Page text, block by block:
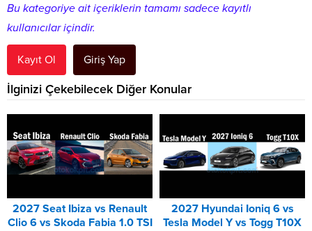
Bu kategoriye ait içeriklerin tamamı sadece kayıtlı
kullanıcılar içindir.
Kayıt Ol Giriş Yap
İlginizi Çekebilecek Diğer Konular
2027 Seat Ibiza vs Renault
Clio 6 vs Skoda Fabia 1.0 TSI
2027 Hyundai Ioniq 6 vs
Tesla Model Y vs Togg T10X